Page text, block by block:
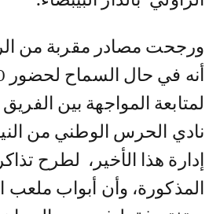
ورجحت مصادر مقربة من
لمتابعة المواجهة بين
نادي الحرس الوطني من
إدارة هذا الأخير، لطرح
المذكورة، وأن أبواب ملعب